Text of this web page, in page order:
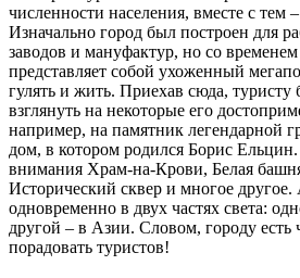
численности населения, вместе с тем
Изначально город был построен для
заводов и мануфактур, но со временем
представляет собой ухоженный
гулять и жить. Приехав сюда, туристу
взглянуть на некоторые его
например, на памятник легендарной
дом, в котором родился Борис
внимания Храм-на-Крови, Белая
Исторический сквер и многое
одновременно в двух частях света:
другой – в Азии. Словом, городу есть
порадовать туристов!